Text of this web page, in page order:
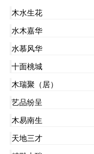
木水生花
水木嘉华
水慕风华
十面桃城
木瑞聚（居）
艺品纷呈
木易南生
天地三才